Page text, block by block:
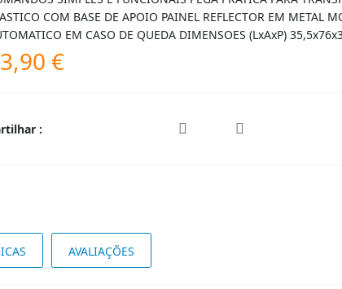
COM BASE DE APOIO PAINEL REFLECTOR EM METAL
EM CASO DE QUEDA DIMENSOES (LxAxP)
€
:
AVALIAÇÕES